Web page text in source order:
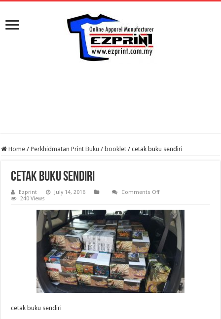
Home / Perkhidmatan Print Buku / booklet / cetak buku sendiri
cetak buku sendiri
Ezprint July 14, 2016 Comments Offon
sendiri
240 Views
cetak buku sendiri